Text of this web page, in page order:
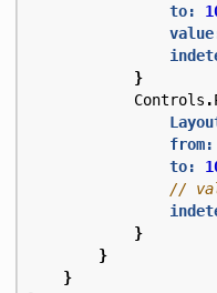
to:
}
Controls .
from:
to:
}
}
}